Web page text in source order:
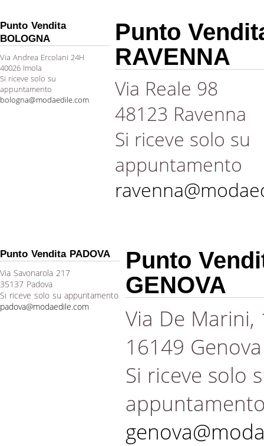
Punto Vendita
BOLOGNA
Via Andrea Ercolani 24H
40026 Imola
Si riceve solo su
appuntamento
bologna@modaedile.com
Punto
RAVENNA
Via Reale 98
48123 Ravenna
Si riceve solo su
appuntamento
Punto Vendita PADOVA
Via Savonarola 217
35137 Padova
Si riceve solo su appuntamento
padova@modaedile.com
Punto
GENOVA
Via De Marini,
16149 Genova
Si riceve solo